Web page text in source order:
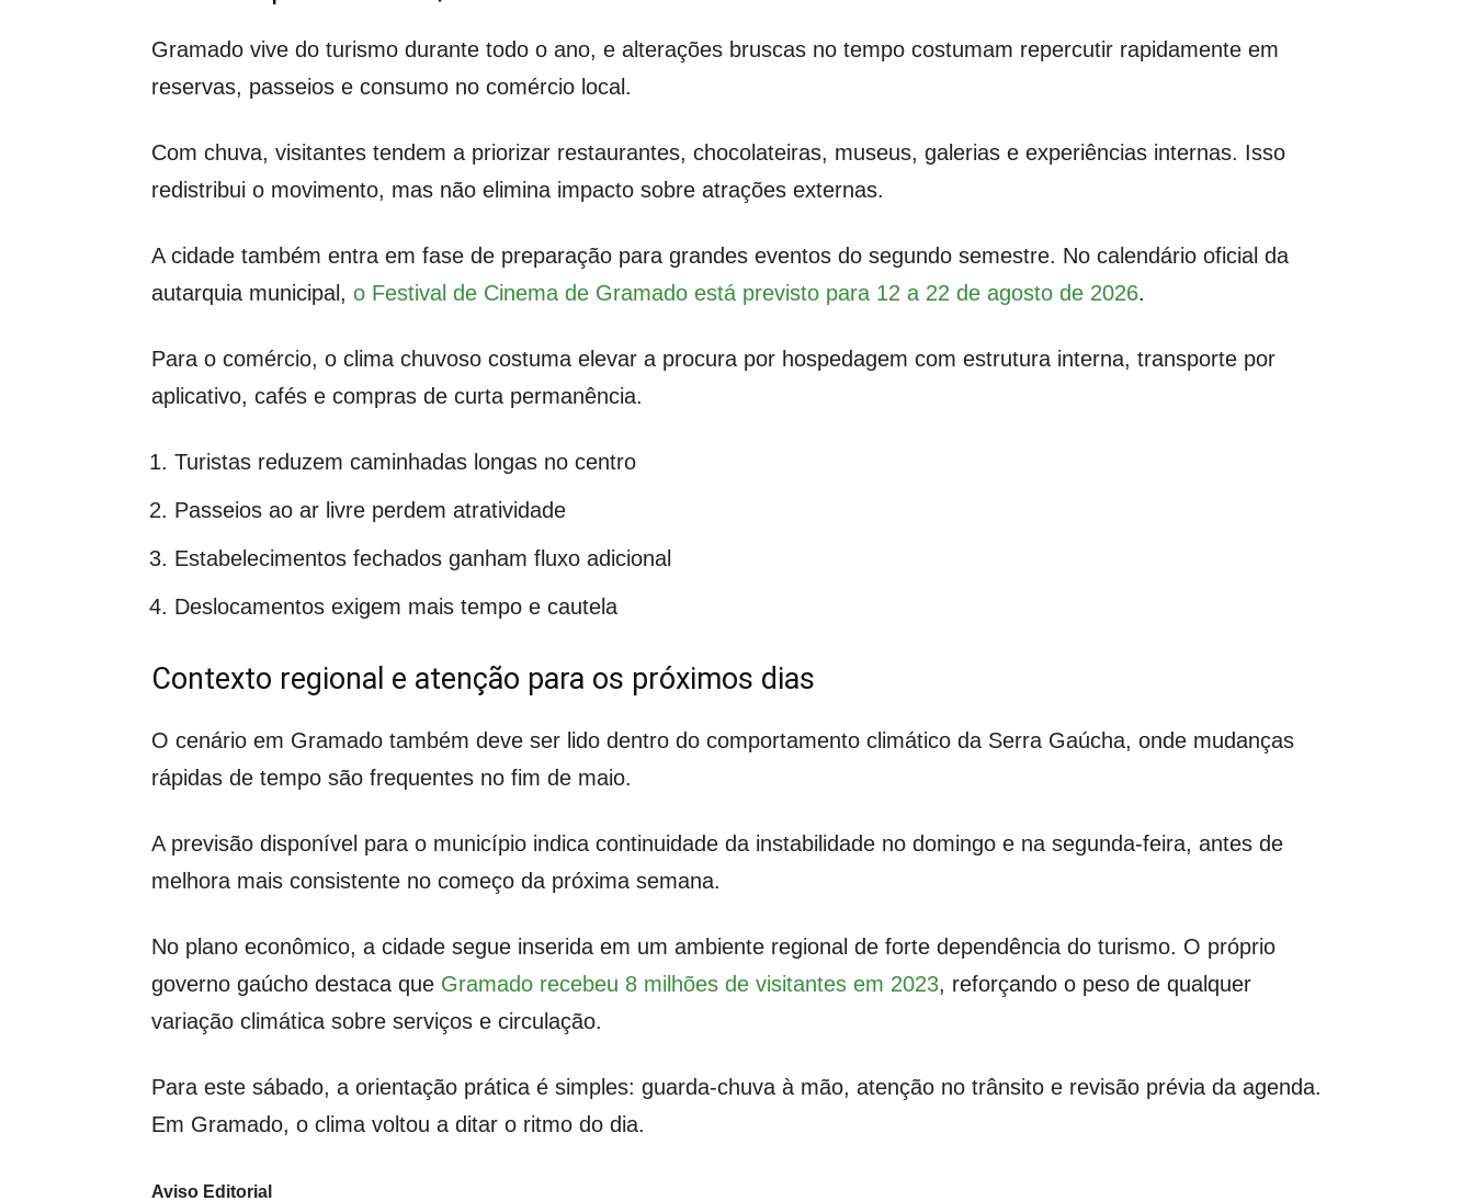
Gramado vive do turismo durante todo o ano, e alterações bruscas no tempo costumam repercutir rapidamente em
reservas, passeios e consumo no comércio local.
Com chuva, visitantes tendem a priorizar restaurantes, chocolateiras, museus, galerias e experiências internas. Isso
redistribui o movimento, mas não elimina impacto sobre atrações externas.
A cidade também entra em fase de preparação para grandes eventos do segundo semestre. No calendário oficial da
autarquia municipal, o Festival de Cinema de Gramado está previsto para 12 a 22 de agosto de 2026.
Para o comércio, o clima chuvoso costuma elevar a procura por hospedagem com estrutura interna, transporte por
aplicativo, cafés e compras de curta permanência.
Turistas reduzem caminhadas longas no centro
Passeios ao ar livre perdem atratividade
Estabelecimentos fechados ganham fluxo adicional
Deslocamentos exigem mais tempo e cautela
Contexto regional e atenção para os próximos dias
O cenário em Gramado também deve ser lido dentro do comportamento climático da Serra Gaúcha, onde mudanças
rápidas de tempo são frequentes no fim de maio.
A previsão disponível para o município indica continuidade da instabilidade no domingo e na segunda-feira, antes de
melhora mais consistente no começo da próxima semana.
No plano econômico, a cidade segue inserida em um ambiente regional de forte dependência do turismo. O próprio
governo gaúcho destaca que Gramado recebeu 8 milhões de visitantes em 2023, reforçando o peso de qualquer
variação climática sobre serviços e circulação.
Para este sábado, a orientação prática é simples: guarda-chuva à mão, atenção no trânsito e revisão prévia da agenda.
Em Gramado, o clima voltou a ditar o ritmo do dia.
Aviso Editorial